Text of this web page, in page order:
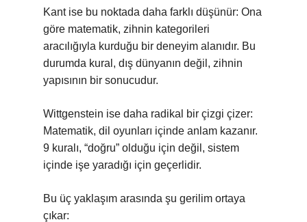
Kant ise bu noktada daha farklı düşünür: Ona
göre matematik, zihnin kategorileri
aracılığıyla kurduğu bir deneyim alanıdır. Bu
durumda kural, dış dünyanın değil, zihnin
yapısının bir sonucudur.
Wittgenstein ise daha radikal bir çizgi çizer:
Matematik, dil oyunları içinde anlam kazanır.
9 kuralı, “doğru” olduğu için değil, sistem
içinde işe yaradığı için geçerlidir.
Bu üç yaklaşım arasında şu gerilim ortaya
çıkar: